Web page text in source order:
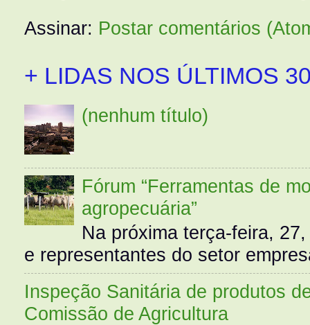
Assinar: Postar comentários
+ LIDAS NOS ÚLTIMOS
(nenhum título)
Fórum “Ferramentas de
agropecuária”
Na próxima terça-feira,
e representantes do setor
Inspeção Sanitária de produtos
Comissão de Agricultura